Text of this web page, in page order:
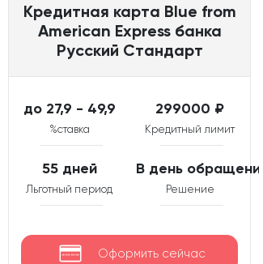
Кредитная карта Blue from
American Express банка
Русский Стандарт
до 27,9 - 49,9
%ставка
299000 ₽
Кредитный лимит
55 дней
Льготный период
В день обращения
Решение
Оформить сейчас